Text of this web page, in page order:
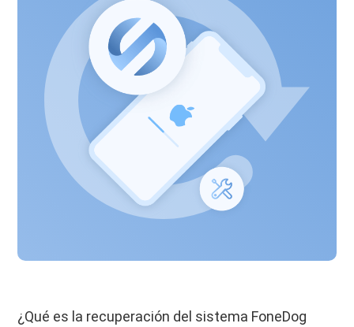
¿Qué es la recuperación del sistema FoneDog